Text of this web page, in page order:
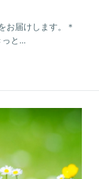
お届けします。＊
と...